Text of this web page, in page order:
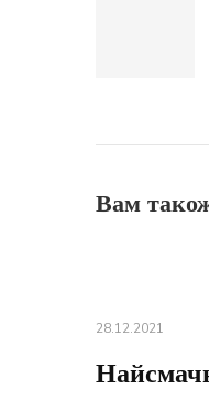
Вам
28.12.2021